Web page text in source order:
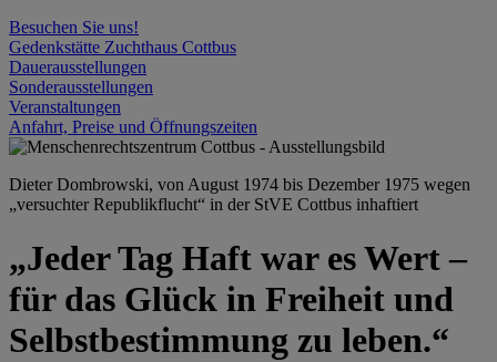
Besuchen Sie uns!
Gedenkstätte Zuchthaus Cottbus
Dauerausstellungen
Sonderausstellungen
Veranstaltungen
Anfahrt, Preise und Öffnungszeiten
Dieter Dombrowski, von August 1974 bis Dezember 1975 wegen
„versuchter Republikflucht“ in der StVE Cottbus inhaftiert
„Jeder Tag Haft war es Wert –
für das Glück in Freiheit und
Selbstbestimmung zu leben.“